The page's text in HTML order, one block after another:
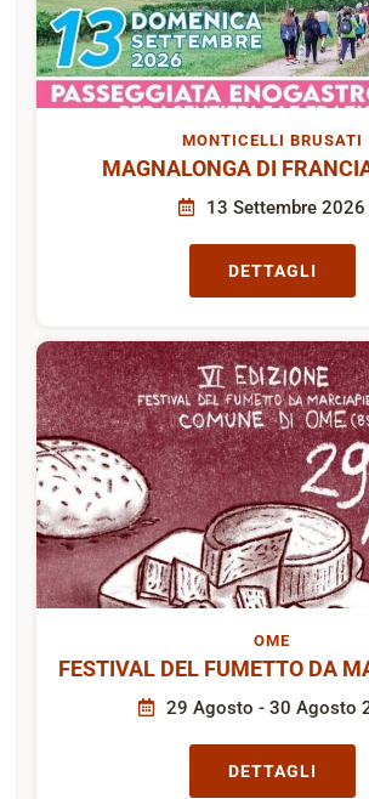
MONTICELLI BRUSATI
MAGNALONGA DI
13 Settembre 2026
DETTAGLI
OME
FESTIVAL DEL FUMETTO DA
29 Agosto - 30 Agosto
DETTAGLI